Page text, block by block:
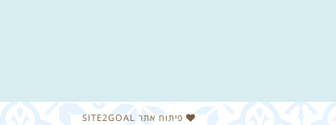
פיתוח אתר SITE2GOAL